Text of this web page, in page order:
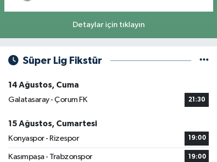
Detaylar için tıklayın
Süper Lig Fikstür
14 Ağustos, Cuma
Galatasaray - Çorum FK
21:30
15 Ağustos, Cumartesi
Konyaspor - Rizespor
19:00
Kasımpaşa - Trabzonspor 19:00